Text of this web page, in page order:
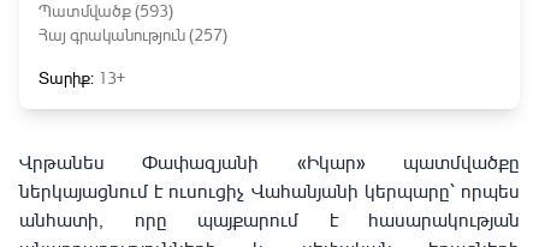
Պատմվածք (593)
Հայ գրականություն (257)
Տարիք: 13+
Վրթանես Փափազյանի «Իկար» պատմվածքը
ներկայացնում է ուսուցիչ Վահանյանի կերպարը՝ որպես
անհատի, որը պայքարում է հասարակության